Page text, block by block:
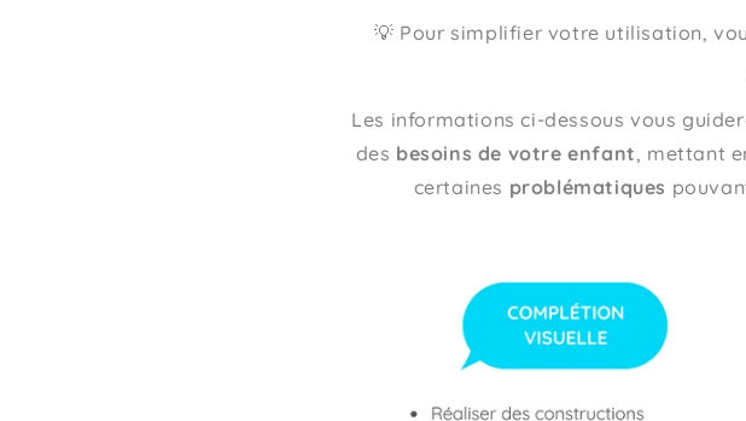
💡 Pour simplifier votre utilisation,
Les informations ci-dessous vous
des besoins de votre enfant, mettant
certaines problématiques